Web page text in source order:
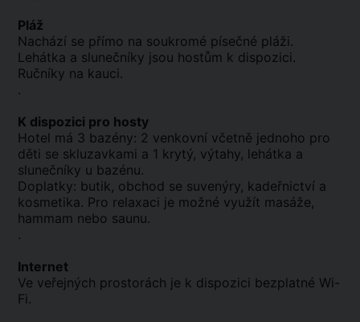
Pláž
Nachází se přímo na soukromé písečné pláži.
Lehátka a slunečníky jsou hostům k dispozici.
Ručníky na kauci.
.
K dispozici pro hosty
Hotel má 3 bazény: 2 venkovní včetně jednoho pro
děti se skluzavkami a 1 krytý, výtahy, lehátka a
slunečníky u bazénu.
Doplatky: butik, obchod se suvenýry, kadeřnictví a
kosmetika. Pro relaxaci je možné využít masáže,
hammam nebo saunu.
.
Internet
Ve veřejných prostorách je k dispozici bezplatné Wi-
Fi.